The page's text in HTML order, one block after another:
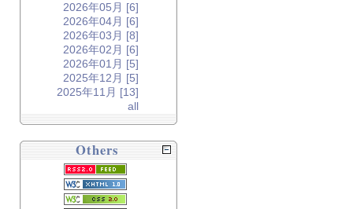
2026年05月 [6]
2026年04月 [6]
2026年03月 [8]
2026年02月 [6]
2026年01月 [5]
2025年12月 [5]
2025年11月 [13]
all
Others